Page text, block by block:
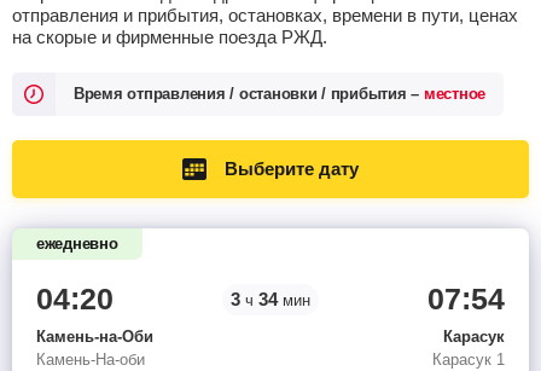
отправления и прибытия, остановках, времени в пути, ценах
на скорые и фирменные поезда РЖД.
Время отправления / остановки / прибытия – местное
Выберите дату
04:20
Камень-на-Оби
Камень-На-оби
3 ч 34 мин 07:54
Карасук
Карасук 1
ежедневно